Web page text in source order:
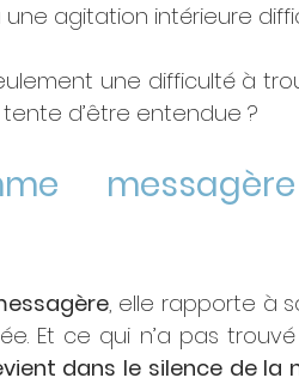
agitation intérieure
une difficulté à
tente d’être entendue ?
, elle rapporte à
Et ce qui n’a pas
dans le silence de la